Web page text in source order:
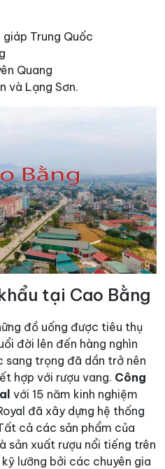
Trung Quốc
Quang
và Lạng Sơn.
tại Cao Bằng
đồ uống được tiêu thụ
đời lên đến hàng nghìn
sang trọng đã dần trở nên
hợp với rượu vang. Công
với 15 năm kinh nghiệm
đã xây dựng hệ thống
cả các sản phẩm của
sản xuất rượu nổi tiếng trên
lưỡng bởi các chuyên gia